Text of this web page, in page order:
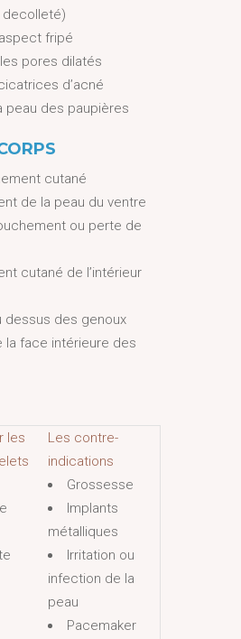
fripé
pores dilatés
d’acné
peau des paupières
cutané
de la peau du ventre
ou perte de
cutané de l’intérieur
dessus des genoux
la face intérieure des
les
Les contre-
indications
Grossesse
Implants
métalliques
Irritation ou
infection de la
peau
Pacemaker